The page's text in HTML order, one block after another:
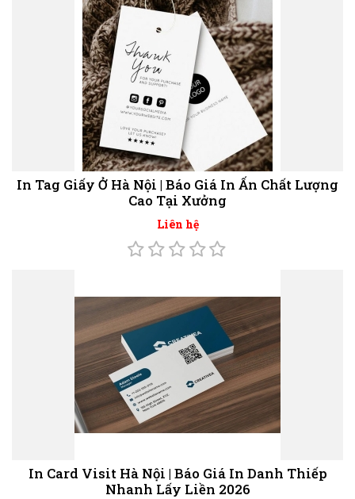
In Tag Giấy Ở Hà Nội | Báo Giá In Ấn Chất Lượng
Cao Tại Xưởng
Liên hệ
In Card Visit Hà Nội | Báo Giá In Danh Thiếp
Nhanh Lấy Liền 2026